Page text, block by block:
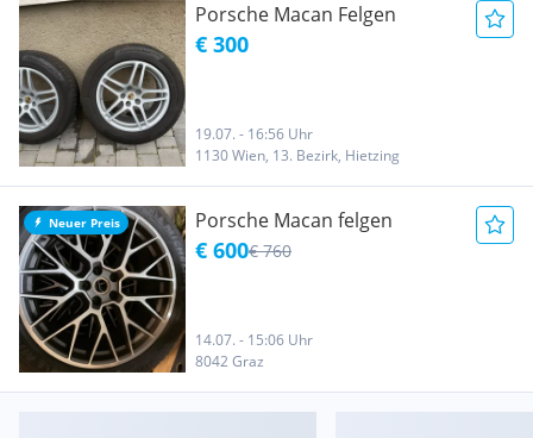
Porsche Macan Felgen
€ 300
19.07. - 16:56 Uhr
1130 Wien, 13. Bezirk, Hietzing
Neuer Preis Porsche Macan felgen
€ 600€ 760
14.07. - 15:06 Uhr
8042 Graz